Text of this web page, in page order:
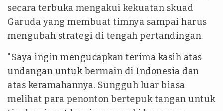
secara terbuka mengakui kekuatan skuad
Garuda yang membuat timnya sampai harus
mengubah strategi di tengah pertandingan.
"Saya ingin mengucapkan terima kasih atas
undangan untuk bermain di Indonesia dan
atas keramahannya. Sungguh luar biasa
melihat para penonton bertepuk tangan untuk